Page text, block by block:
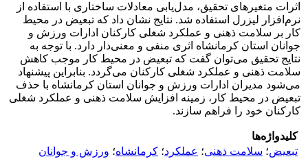
اثرات متغیرهای تحقیق، مدل‌یابی معادلات ساختاری با استفاده از
نرم‌افزار لیزرل استفاده شد. نتایج نشان داد که تبعیض در محیط
کار بر سلامت ذهنی و عملکرد شغلی کارکنان ادارات ورزش و
جوانان استان کرمانشاه اثری منفی و معنی‌دار دارد. با توجه به
نتایج تحقیق می‌توان گفت که تبعیض در محیط کار موجب کاهش
سلامت ذهنی و عملکرد شغلی کارکنان می‌گردد. بنابراین پیشنهاد
می‌شود مدیران ادارات ورزش و جوانان استان کرمانشاه با حذف
تبعیض در محیط کار، زمینه افزایش سلامت ذهنی و عملکرد شغلی
کارکنان خود را فراهم سازند.
کلیدواژه‌ها
تبعیض؛ سلامت ذهنی؛ عملکرد؛ کرمانشاه؛ ورزش و جوانان